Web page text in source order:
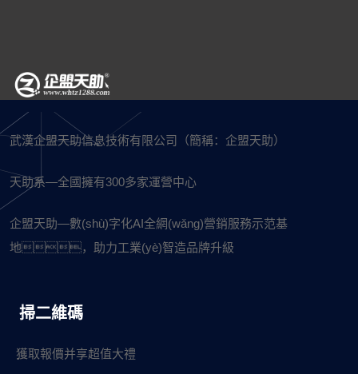
武漢企盟天助信息技術有限公司（簡稱：企盟天助）
天助系—全國擁有300多家運營中心
企盟天助—數(shù)字化AI全網(wǎng)營銷服務示范基
地，助力工業(yè)智造品牌升級
掃二維碼
獲取報價并享超值大禮